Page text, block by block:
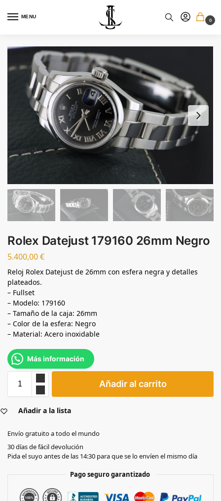
MENU
0
Rolex Datejust 179160 26mm Negro
5.400,00€
Reloj Rolex Datejust de 26mm con esfera negra y detalles
plateados.
– Fullset
– Modelo: 179160
– Tamaño de la caja: 26mm
– Color de la esfera: Negro
– Material: Acero inoxidable
Más información
Añadir al carrito
Añadir a la lista
Envío gratuito a todo el mundo
30 días de fácil devolución
Pida el suyo antes de las 14:30 para que se lo envíen el mismo día
Pago seguro garantizado